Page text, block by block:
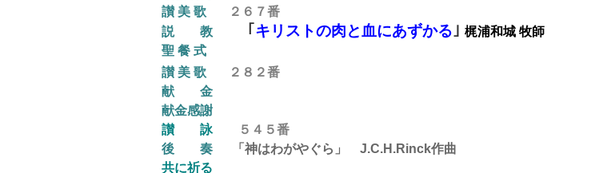
讃 美 歌 ２６７番
説 教 ｢ キリストの肉と血にあずかる ｣ 梶浦和城 牧師
聖 餐 式
讃 美 歌
２８２番
献 金
献金感謝
讃 詠 ５４５番
後
奏
「神はわがやぐら」 J.C.H.Rinck作曲
共に祈る